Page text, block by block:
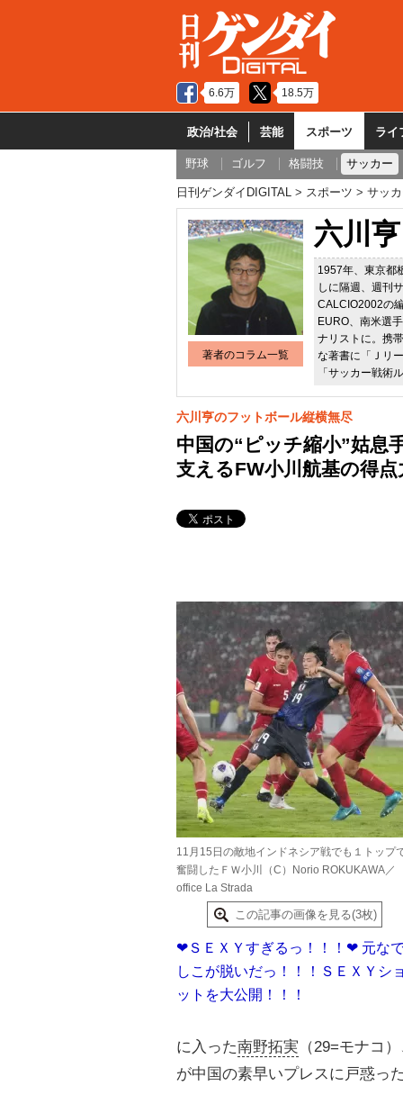
6.6万 18.5万
政治/社会 芸能 スポーツ ライ
野球 ゴルフ 格闘技 サッカー
日刊ゲンダイDIGITAL スポーツ サッ
著者のコラム一覧
六川亨
1957年、東京都
しに隔週、週刊
CALCIO2002の
EURO、南米選
ナリストに。携
な著書に「Ｊリ
「サッカー戦術
六川亨のフットボール縦横無尽
中国の“ピッチ縮小”姑息
支えるFW小川航基の得
11月15日の敵地インドネシア戦でも１トップ
奮闘したＦＷ小川（C）Norio ROKUKAWA／
office La Strada
この記事の画像を見る(3枚)
❤ＳＥＸＹすぎるっ！！！❤ 元な
しこが脱いだっ！！！ＳＥＸＹショ
ットを大公開！！！
に入った南野拓実 （29=モナコ
が中国の素早いプレスに戸惑っ